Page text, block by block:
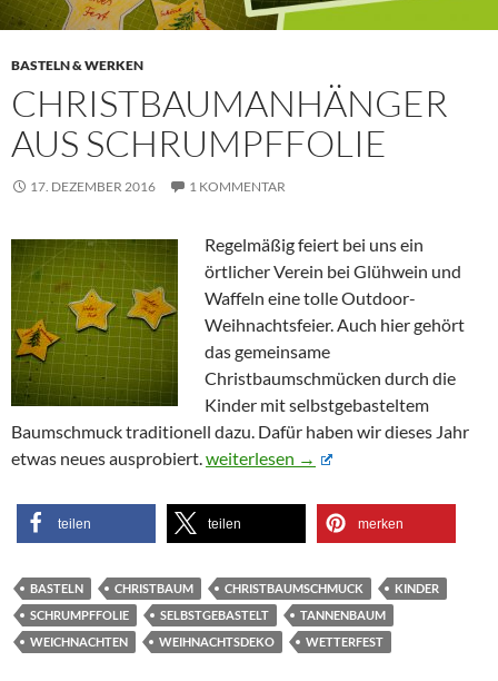
BASTELN & WERKEN
CHRISTBAUMANHÄNGER
AUS SCHRUMPFFOLIE
17. DEZEMBER 2016 1 KOMMENTAR
Regelmäßig feiert bei uns ein
örtlicher Verein bei Glühwein und
Waffeln eine tolle Outdoor-
Weihnachtsfeier. Auch hier gehört
das gemeinsame
Christbaumschmücken durch die
Kinder mit selbstgebasteltem
Baumschmuck traditionell dazu. Dafür haben wir dieses Jahr
etwas neues ausprobiert.Christbaumanhänger aus
weiterlesen →
teilen teilen merken
BASTELN CHRISTBAUM CHRISTBAUMSCHMUCK
KINDER
SCHRUMPFFOLIE
SELBSTGEBASTELT
TANNENBAUM
WEICHNACHTEN
WEIHNACHTSDEKO WETTERFEST